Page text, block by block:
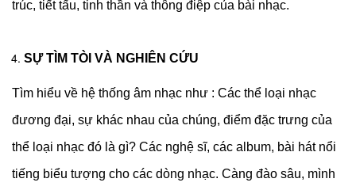
trúc, tiết tấu, tinh thần và thông điệp của bài nhạc.
SỰ TÌM TÒI VÀ NGHIÊN CỨU
Tìm hiểu về hệ thống âm nhạc như : Các thể loại nhạc
đương đại, sự khác nhau của chúng, điểm đặc trưng của
thể loại nhạc đó là gì? Các nghệ sĩ, các album, bài hát nổi
tiếng biểu tượng cho các dòng nhạc. Càng đào sâu, mình